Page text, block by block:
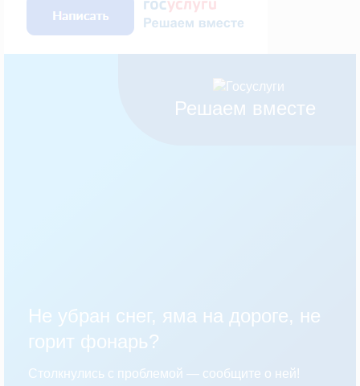
Решаем вместе
Не убран снег, яма на дороге, не
горит фонарь?
Столкнулись с проблемой — сообщите о ней!